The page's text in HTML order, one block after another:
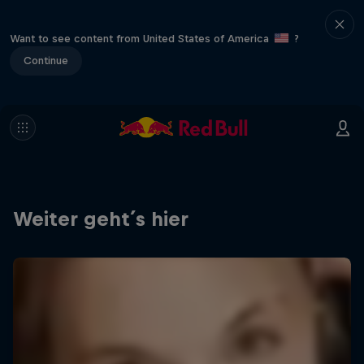
Want to see content from United States of America
?
Continue
Weiter geht´s hier